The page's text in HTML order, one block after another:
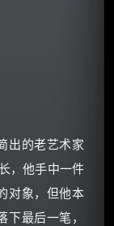
出的老艺术家
，他手中一件
对象，但他本
最后一笔，
×